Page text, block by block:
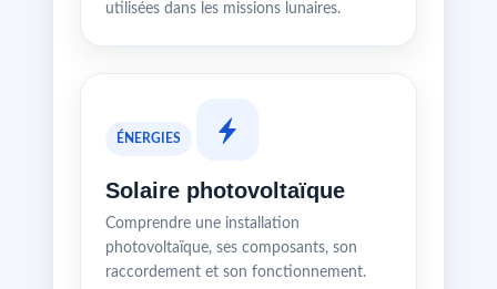
utilisées dans les missions lunaires.
ÉNERGIES
Solaire photovoltaïque
Comprendre une installation
photovoltaïque, ses composants, son
raccordement et son fonctionnement.